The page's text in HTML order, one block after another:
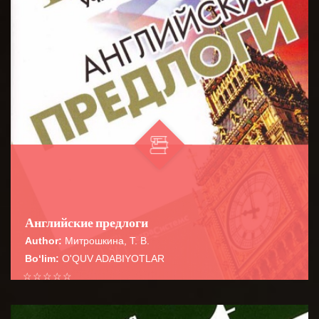
Английские предлоги
Author: Митрошкина, Т. В.
Bo‘lim: O'QUV ADABIYOTLAR
☆
☆
☆
☆
☆
Справочник содержит сведения о наиболее